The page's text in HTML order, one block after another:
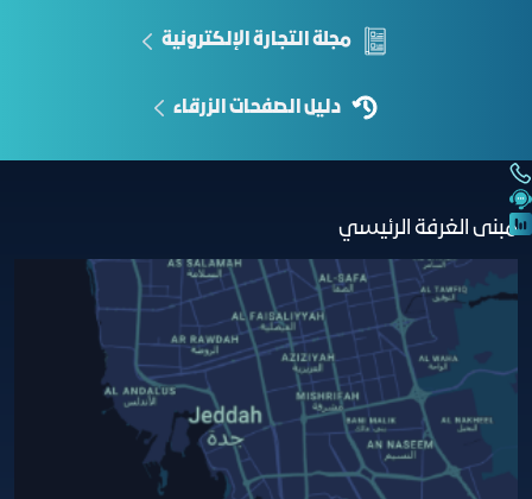
مجلة التجارة الإلكترونية
دليل الصفحات الزرقاء
مبنى الغرفة الرئيسي